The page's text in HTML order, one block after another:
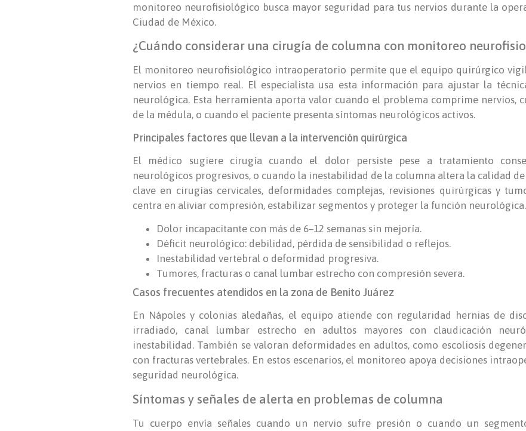
monitoreo neurofisiológico busca mayor seguridad para tus nervios durante la
Ciudad de México.
¿Cuándo considerar una cirugía de columna con monitoreo
El monitoreo neurofisiológico intraoperatorio permite que el equipo quirúrgico
nervios en tiempo real. El especialista usa esta información para ajustar la
neurológica. Esta herramienta aporta valor cuando el problema comprime nervios,
de la médula, o cuando el paciente presenta síntomas neurológicos activos.
Principales factores que llevan a la intervención quirúrgica
El médico sugiere cirugía cuando el dolor persiste pese a tratamiento
neurológicos progresivos, o cuando la inestabilidad de la columna altera la calidad
clave en cirugías cervicales, deformidades complejas, revisiones quirúrgicas y
centra en aliviar compresión, estabilizar segmentos y proteger la función neurológica.
Dolor incapacitante con más de 6–12 semanas sin mejoría.
Déficit neurológico: debilidad, pérdida de sensibilidad o reflejos.
Inestabilidad vertebral o deformidad progresiva.
Tumores, fracturas o canal lumbar estrecho con compresión severa.
Casos frecuentes atendidos en la zona de Benito Juárez
En Nápoles y colonias aledañas, el equipo atiende con regularidad hernias de
irradiado, canal lumbar estrecho en adultos mayores con claudicación
inestabilidad. También se valoran deformidades en adultos, como escoliosis
con fracturas vertebrales. En estos escenarios, el monitoreo apoya decisiones
seguridad neurológica.
Síntomas y señales de alerta en problemas de columna
Tu cuerpo envía señales cuando un nervio sufre presión o cuando un